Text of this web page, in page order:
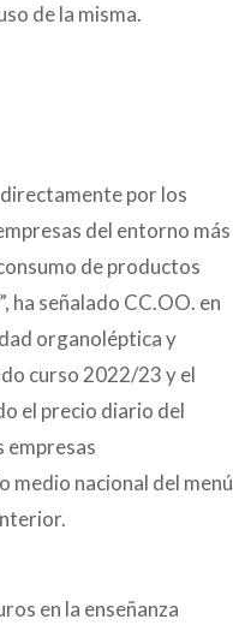
de la misma.
por los
del entorno más
de productos
ha señalado CC.OO. en
organoléptica y
curso 2022/23 y el
el precio diario del
empresas
medio nacional del menú
en la enseñanza